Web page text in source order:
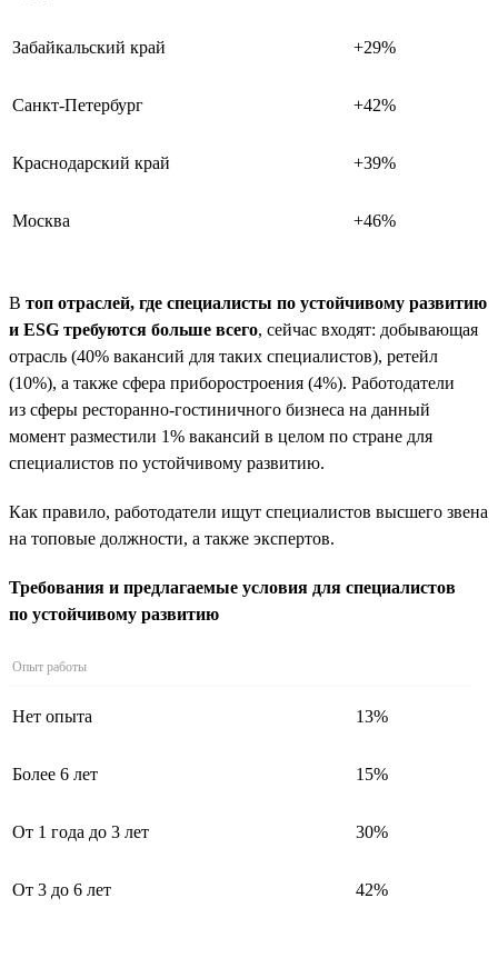
Забайкальский край +29%
Санкт-Петербург +42%
Краснодарский край +39%
Москва +46%
В топ отраслей, где специалисты по устойчивому развитию
и ESG требуются больше всего, сейчас входят: добывающая
отрасль (40% вакансий для таких специалистов), ретейл
(10%), а также сфера приборостроения (4%). Работодатели
из сферы ресторанно-гостиничного бизнеса на данный
момент разместили 1% вакансий в целом по стране для
специалистов по устойчивому развитию.
Как правило, работодатели ищут специалистов высшего звена
на топовые должности, а также экспертов.
Требования и предлагаемые условия для специалистов
по устойчивому развитию
Опыт работы
Нет опыта 13%
Более 6 лет 15%
От 1 года до 3 лет 30%
От 3 до 6 лет 42%